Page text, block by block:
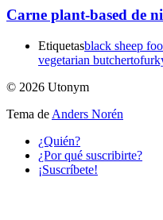
Carne plant-based de
Etiquetasblack sheep
vegetarian butcher
© 2026 Utonym
Tema de Anders Norén
¿Quién?
¿Por qué suscribirte?
¡Suscríbete!